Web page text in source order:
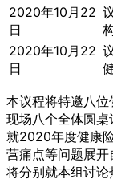
2020年10月22
日
2020年10月22
日
本议程将特邀八
现场八个全体圆
就2020年度健康
营痛点等问题展开
将分别就本组讨论